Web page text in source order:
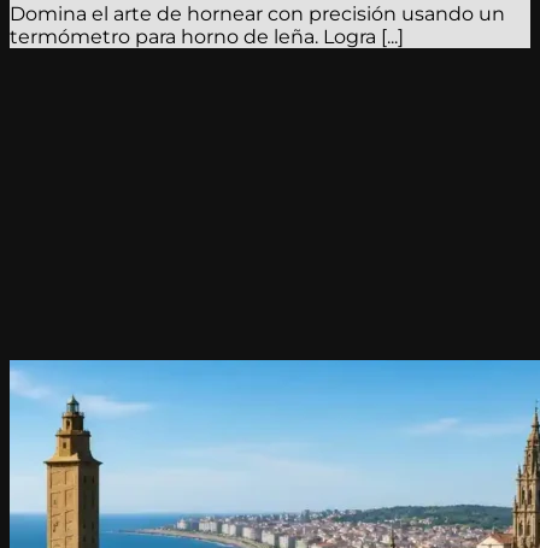
Domina el arte de hornear con precisión usando un
termómetro para horno de leña. Logra [...]